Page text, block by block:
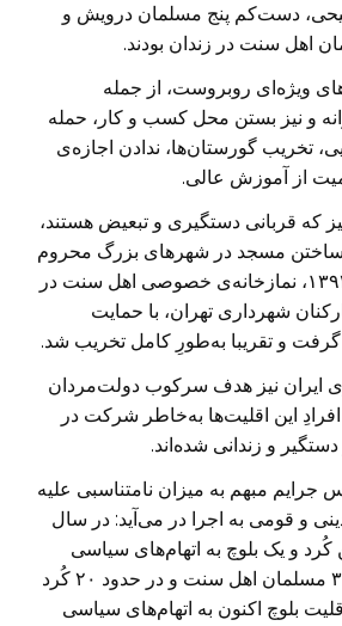
بیش از ۹۰ مسیحی، دست‌کم پنج مسلمان درویش و
اهل سنت در زندان بودند.
ویژه‌ای روبروست، از جمله
و نیز بستن محل کسب و کار، حمله
تخریب گورستان‌ها، ندادن اجازه‌ی
از آموزش عالی.
که قربانی دستگیری و تبعیض هستند،
مسجد در شهرهای بزرگ محروم
بوده‌اند. روز ۷ مرداد ۱۳۹۴، نمازخانه‌ی خصوصی اهل سنت در
شهرداری تهران، با حمایت
گرفت و تقریبا به‌طورِ کامل تخریب شد.
ایران نیز هدف سرکوب دولت‌مردان
این اقلیت‌ها به‌خاطر شرکت در
و زندانی شده‌اند.
جرایم مبهم به میزان نامتناسبی علیه
و قومی به اجرا در می‌آید: در سال
دست‌کم ۱۱ تن کُرد و یک بلوچ به اتهام‌های سیاسی
اعدام شدند. بیش از ۳۰ مسلمان اهل سنت و در حدود ۲۰ کُرد
بلوچ اکنون به اتهام‌های سیاسی